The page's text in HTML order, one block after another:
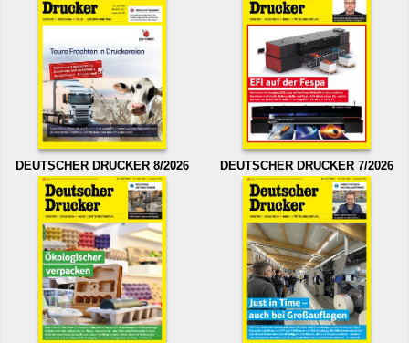
DEUTSCHER DRUCKER 8/2026 DEUTSCHER DRUCKER 7/2026